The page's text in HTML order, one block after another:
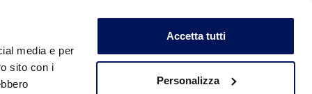
media e per
sito con i
Accetta tutti
Personalizza
NEWS ED EVENTI